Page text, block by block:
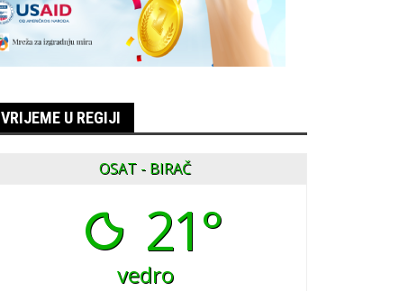
VRIJEME U REGIJI
OSAT - BIRAČ
21°
vedro